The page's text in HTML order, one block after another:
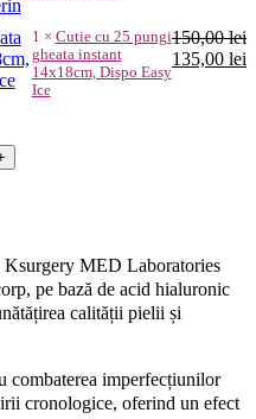
1 × Cutie cu 25 pungi
gheata instant
14x18cm, Dispo Easy
Ice
150,00lei
Prețul
inițial
135,00 lei
MED Laboratories
pe bază de acid hialuronic
calității pielii și
combaterea imperfecțiunilor
cronologice, oferind un efect